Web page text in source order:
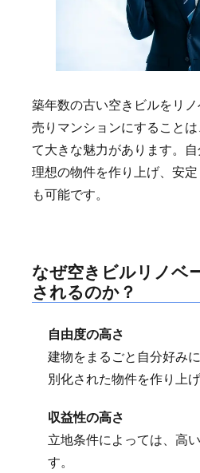
築年数の古い空きビルをリ
売りマンションにすること
て大きな魅力があります。
理想の物件を作り上げ、安
も可能です。
なぜ空きビルリノベ
されるのか？
自由度の高さ
建物をまるごと自分好み
別化された物件を作り上
収益性の高さ
立地条件によっては、高
す。